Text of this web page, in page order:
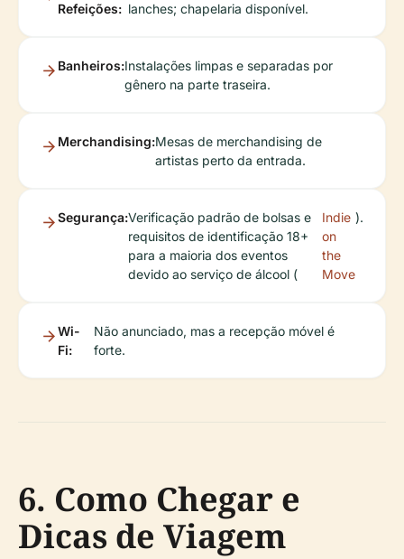
Refeições: lanches; chapelaria disponível.
Banheiros:Instalações limpas e separadas por
gênero na parte traseira.
Merchandising:Mesas de merchandising de
artistas perto da entrada.
Segurança:Verificação padrão de bolsas e
requisitos de identificação 18+
para a maioria dos eventos
devido ao serviço de álcool (
Indie
on
the
Move
).
Wi-
Fi:
Não anunciado, mas a recepção móvel é
forte.
6. Como Chegar e
Dicas de Viagem